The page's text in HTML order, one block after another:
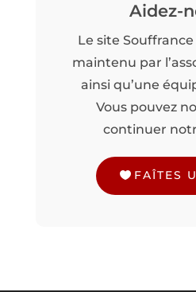
Aidez-
Le site
maintenu par
ainsi qu’une
Vous pouvez
continuer
FAÎTES